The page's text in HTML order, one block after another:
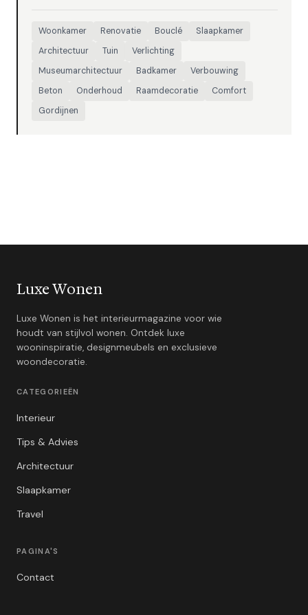
Woonkamer Renovatie Bouclé
Slaapkamer
Architectuur
Tuin
Verlichting
Museumarchitectuur
Badkamer
Verbouwing
Beton
Onderhoud Raamdecoratie
Comfort
Gordijnen
Luxe Wonen
Luxe Wonen is het interieurmagazine voor wie
houdt van stijlvol wonen. Ontdek luxe
wooninspiratie, designmeubels en exclusieve
woondecoratie.
CATEGORIEËN
Interieur
Tips & Advies
Architectuur
Slaapkamer
Travel
PAGINA'S
Contact